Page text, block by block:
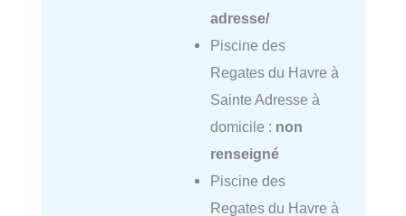
adresse/
Piscine des
Regates du Havre à
Sainte Adresse à
domicile : non
renseigné
Piscine des
Regates du Havre à